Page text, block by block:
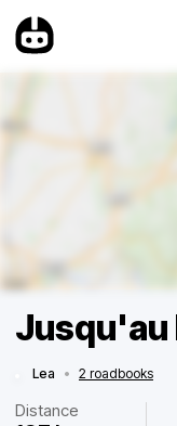
Jusqu'au
Lea • 2 roadbooks
Distance